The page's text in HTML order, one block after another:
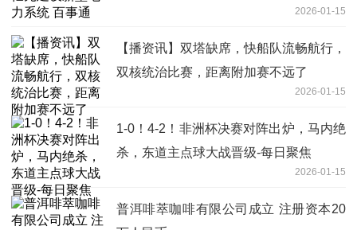
2026-01-15
【播资讯】双塔缺席，快船队流畅航行，
双核统治比赛，距离附加赛不远了
2026-01-15
1-0！4-2！非洲杯决赛对阵出炉，马内绝
杀，东道主点球大战晋级-每日聚焦
2026-01-15
普洱啡萃咖啡有限公司成立 注册资本20